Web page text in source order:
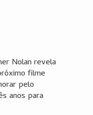
Nolan revela
filme
pelo
anos para